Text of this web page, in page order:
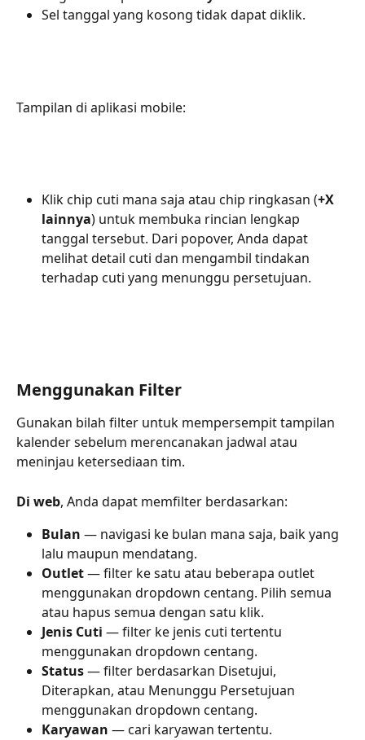
Sel tanggal yang kosong tidak dapat diklik.
Tampilan di aplikasi mobile:
Klik chip cuti mana saja atau chip ringkasan (+X
lainnya) untuk membuka rincian lengkap
tanggal tersebut. Dari popover, Anda dapat
melihat detail cuti dan mengambil tindakan
terhadap cuti yang menunggu persetujuan.
Menggunakan Filter
Gunakan bilah filter untuk mempersempit tampilan
kalender sebelum merencanakan jadwal atau
meninjau ketersediaan tim.
Di web, Anda dapat memfilter berdasarkan:
Bulan — navigasi ke bulan mana saja, baik yang
lalu maupun mendatang.
Outlet — filter ke satu atau beberapa outlet
menggunakan dropdown centang. Pilih semua
atau hapus semua dengan satu klik.
Jenis Cuti — filter ke jenis cuti tertentu
menggunakan dropdown centang.
Status — filter berdasarkan Disetujui,
Diterapkan, atau Menunggu Persetujuan
menggunakan dropdown centang.
Karyawan — cari karyawan tertentu.